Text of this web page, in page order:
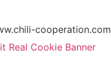
cooperation.com
Real Cookie Banner